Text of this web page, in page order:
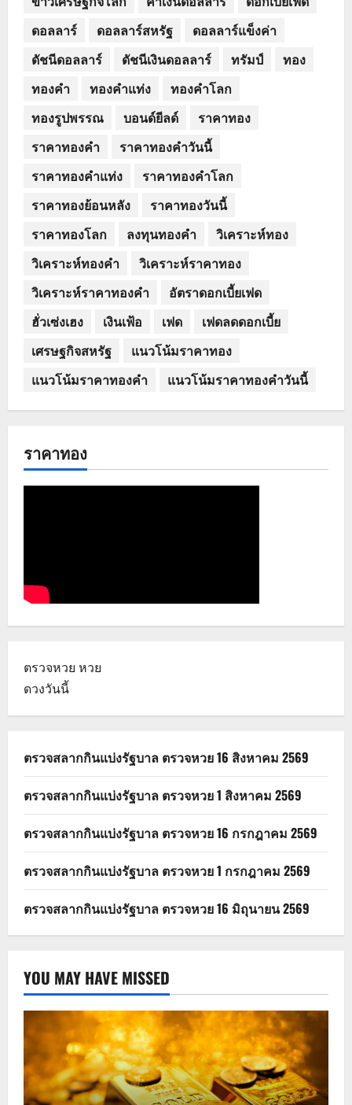
ดอลลาร์
ดอลลาร์สหรัฐ
ดอลลาร์แข็งค่า
ดัชนีดอลลาร์
ดัชนีเงินดอลลาร์ ทรัมป์
ทอง
ทองคำ
ทองคำแท่ง
ทองคำโลก
ทองรูปพรรณ
บอนด์ยีลด์
ราคาทอง
ราคาทองคำ
ราคาทองคำวันนี้
ราคาทองคำแท่ง
ราคาทองคำโลก
ราคาทองย้อนหลัง
ราคาทองวันนี้
ราคาทองโลก
ลงทุนทองคำ
วิเคราะห์ทอง
วิเคราะห์ทองคำ
วิเคราะห์ราคาทอง
วิเคราะห์ราคาทองคำ
อัตราดอกเบี้ยเฟด
ฮั่วเซ่งเฮง
เงินเฟ้อ เฟด
เฟดลดดอกเบี้ย
เศรษฐกิจสหรัฐ
แนวโน้มราคาทอง
แนวโน้มราคาทองคำ
แนวโน้มราคาทองคำวันนี้
ราคาทอง
ตรวจหวย หวย
ดวงวันนี้
ตรวจสลากกินแบ่งรัฐบาล ตรวจหวย 16 สิงหาคม 2569
ตรวจสลากกินแบ่งรัฐบาล ตรวจหวย 1 สิงหาคม 2569
ตรวจสลากกินแบ่งรัฐบาล ตรวจหวย 16 กรกฎาคม 2569
ตรวจสลากกินแบ่งรัฐบาล ตรวจหวย 1 กรกฎาคม 2569
ตรวจสลากกินแบ่งรัฐบาล ตรวจหวย 16 มิถุนายน 2569
YOU MAY HAVE MISSED